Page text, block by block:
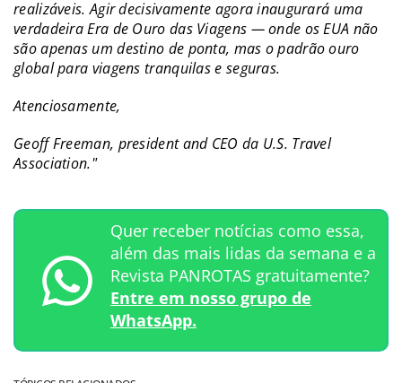
realizáveis. Agir decisivamente agora inaugurará uma
verdadeira Era de Ouro das Viagens — onde os EUA não
são apenas um destino de ponta, mas o padrão ouro
global para viagens tranquilas e seguras.
Atenciosamente,
Geoff Freeman, president and CEO da U.S. Travel
Association."
Quer receber notícias como essa,
além das mais lidas da semana e a
Revista PANROTAS gratuitamente?
Entre em nosso grupo de
WhatsApp.